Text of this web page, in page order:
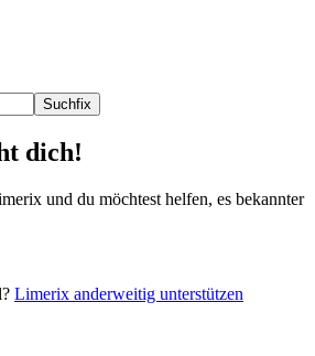
Suchfix
dich!
und du möchtest helfen, es bekannter
Limerix anderweitig unterstützen